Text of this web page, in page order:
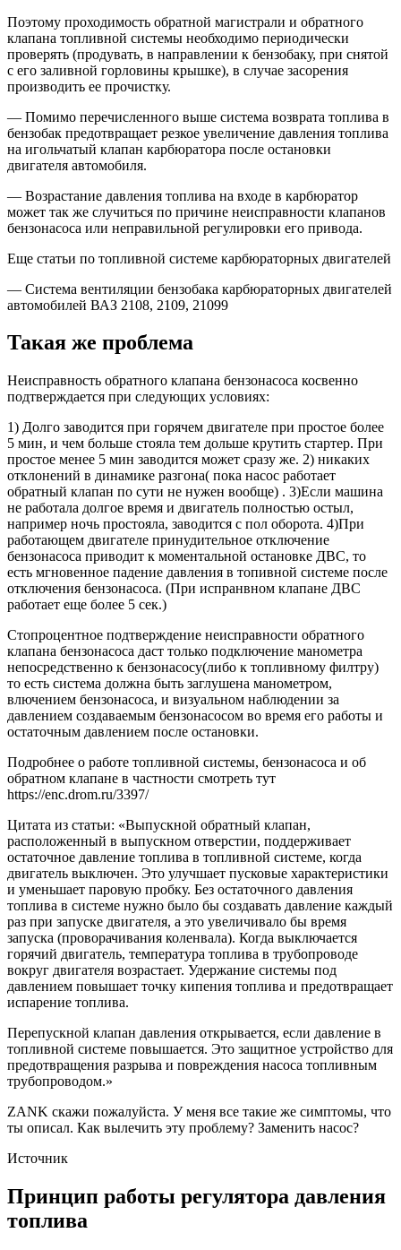
Поэтому проходимость обратной магистрали и обратного
клапана топливной системы необходимо периодически
проверять (продувать, в направлении к бензобаку, при снятой
с его заливной горловины крышке), в случае засорения
производить ее прочистку.
— Помимо перечисленного выше система возврата топлива в
бензобак предотвращает резкое увеличение давления топлива
на игольчатый клапан карбюратора после остановки
двигателя автомобиля.
— Возрастание давления топлива на входе в карбюратор
может так же случиться по причине неисправности клапанов
бензонасоса или неправильной регулировки его привода.
Еще статьи по топливной системе карбюраторных двигателей
— Система вентиляции бензобака карбюраторных двигателей
автомобилей ВАЗ 2108, 2109, 21099
Такая же проблема
Неисправность обратного клапана бензонасоса косвенно
подтверждается при следующих условиях:
1) Долго заводится при горячем двигателе при простое более
5 мин, и чем больше стояла тем дольше крутить стартер. При
простое менее 5 мин заводится может сразу же. 2) никаких
отклонений в динамике разгона( пока насос работает
обратный клапан по сути не нужен вообще) . 3)Если машина
не работала долгое время и двигатель полностью остыл,
например ночь простояла, заводится с пол оборота. 4)При
работающем двигателе принудительное отключение
бензонасоса приводит к моментальной остановке ДВС, то
есть мгновенное падение давления в топивной системе после
отключения бензонасоса. (При испранвном клапане ДВС
работает еще более 5 сек.)
Стопроцентное подтверждение неисправности обратного
клапана бензонасоса даст только подключение манометра
непосредственно к бензонасосу(либо к топливному филтру)
то есть система должна быть заглушена манометром,
влючением бензонасоса, и визуальном наблюдении за
давлением создаваемым бензонасосом во время его работы и
остаточным давлением после остановки.
Подробнее о работе топливной системы, бензонасоса и об
обратном клапане в частности смотреть тут
https://enc.drom.ru/3397/
Цитата из статьи: «Выпускной обратный клапан,
расположенный в выпускном отверстии, поддерживает
остаточное давление топлива в топливной системе, когда
двигатель выключен. Это улучшает пусковые характеристики
и уменьшает паровую пробку. Без остаточного давления
топлива в системе нужно было бы создавать давление каждый
раз при запуске двигателя, а это увеличивало бы время
запуска (проворачивания коленвала). Когда выключается
горячий двигатель, температура топлива в трубопроводе
вокруг двигателя возрастает. Удержание системы под
давлением повышает точку кипения топлива и предотвращает
испарение топлива.
Перепускной клапан давления открывается, если давление в
топливной системе повышается. Это защитное устройство для
предотвращения разрыва и повреждения насоса топливным
трубопроводом.»
ZANK скажи пожалуйста. У меня все такие же симптомы, что
ты описал. Как вылечить эту проблему? Заменить насос?
Источник
Принцип работы регулятора давления
топлива